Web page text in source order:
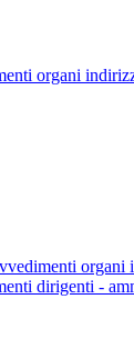
organi
organi
dirigenti -